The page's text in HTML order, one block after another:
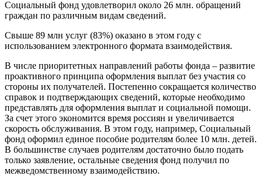
Социальный фонд удовлетворил около 26 млн. обращений
граждан по различным видам сведений.
Свыше 89 млн услуг (83%) оказано в этом году с
использованием электронного формата взаимодействия.
В числе приоритетных направлений работы фонда – развитие
проактивного принципа оформления выплат без участия со
стороны их получателей. Постепенно сокращается количество
справок и подтверждающих сведений, которые необходимо
представлять для оформления выплат и социальной помощи.
За счет этого экономится время россиян и увеличивается
скорость обслуживания. В этом году, например, Социальный
фонд оформил единое пособие родителям более 10 млн. детей.
В большинстве случаев родителям достаточно было подать
только заявление, остальные сведения фонд получил по
межведомственному взаимодействию.